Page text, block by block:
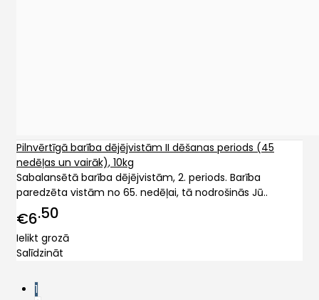
Pilnvērtīgā barība dējējvistām II dēšanas periods (45
nedēļas un vairāk), 10kg
Sabalansētā barība dējējvistām, 2. periods. Barība
paredzēta vistām no 65. nedēļai, tā nodrošinās Jū..
€6 50
Ielikt grozā
Salīdzināt
1